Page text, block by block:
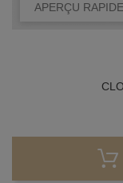
APERÇU RAPIDE